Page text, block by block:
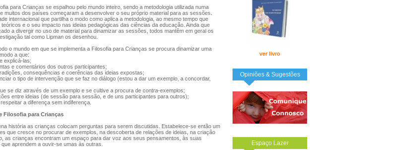
ver livro
Opiniões & Sugestões
Espaço Lazer
para Crianças se espalhou pelo mundo inteiro, sendo a metodologia utilizada numa
muitos dos países começaram a desenvolver o seu próprio material para as sessões.
internacional que partilha o modo como aplica a metodologia, ao mesmo tempo que
e o seu impacto nas ideias pedagógicas das ciências da educação. Ainda que
a divergir no uso de material para dinamizar as sessões, todos mantêm em geral os
tal como Lipman os desenhou.
o mundo em que se implementa a Filosofia para Crianças se procura dinamizar uma
a que:
explicá-las;
e comentários dos outros participantes;
consequências e coerências das ideias expostas;
o tipo de intervenção que se faz no diálogo (estou a dar um exemplo, a concordar,
se diz através de um exemplo e se cultive a procura de contra-exemplos;
entre ideias (de sessão para sessão, e de uns participantes para outros);
a diferença sem indiferença.
Filosofia para Crianças
história as crianças colocam perguntas para serem discutidas. Estabelece-se então um
que cresce no procurar de exemplos, na descoberta de relações de ideias, na criação
as crianças encontram um espaço para dar voz aos seus pensamentos, às suas
aprendem a ouvir-se umas às outras.